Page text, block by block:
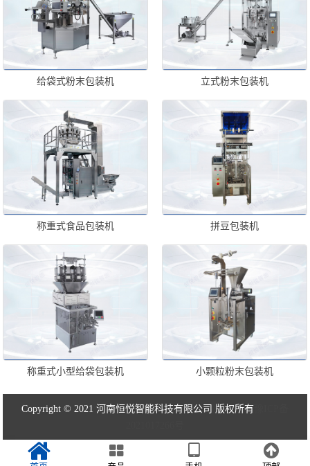
给袋式粉末包装机 立式粉末包装机
称重式食品包装机 拼豆包装机
称重式小型给袋包装机 小颗粒粉末包装机
Copyright © 2021 河南恒悦智能科技有限公司 版权所有